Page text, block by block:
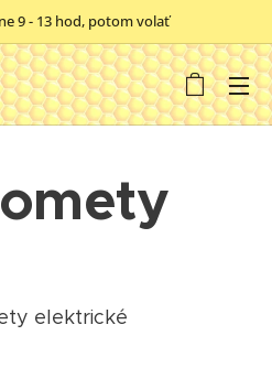
9 - 13 hod, potom volať
elektrické